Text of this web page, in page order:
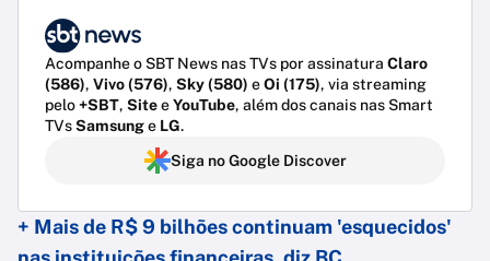
Acompanhe o SBT News nas TVs por assinatura Claro
(586), Vivo (576), Sky (580) eOi (175), via streaming
pelo+SBT, SiteeYouTube, além dos canais nas Smart
TVsSamsunge LG.
Siga no Google Discover
+ Mais de R$ 9 bilhões continuam 'esquecidos'